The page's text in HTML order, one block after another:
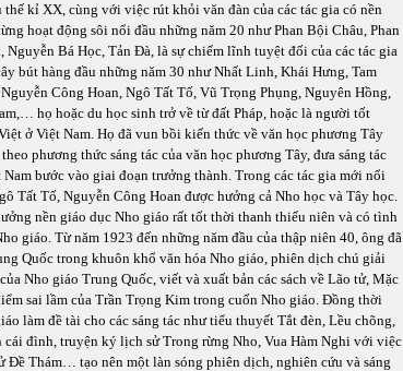
thế kỉ XX, cùng với việc rút khỏi văn đàn của các tác gia có nền
hoạt động sôi nổi đầu những năm 20 như Phan Bội Châu, Phan
Nguyễn Bá Học, Tản Đà, là sự chiếm lĩnh tuyệt đối của các tác gia
bút hàng đầu những năm 30 như Nhất Linh, Khái Hưng, Tam
Công Hoan, Ngô Tất Tố, Vũ Trọng Phụng, Nguyên Hồng,
họ hoặc du học sinh trở về từ đất Pháp, hoặc là người tốt
ở Việt Nam. Họ đã vun bồi kiến thức về văn học phương Tây
phương thức sáng tác của văn học phương Tây, đưa sáng tác
bước vào giai đoạn trưởng thành. Trong các tác gia mới nổi
Tất Tố, Nguyễn Công Hoan được hưởng cả Nho học và Tây học.
nền giáo dục Nho giáo rất tốt thời thanh thiếu niên và có tình
giáo. Từ năm 1923 đến những năm đầu của thập niên 40, ông đã
Quốc trong khuôn khổ văn hóa Nho giáo, phiên dịch chú giải
Nho giáo Trung Quốc, viết và xuất bản các sách về Lão tử, Mặc
sai lầm của Trần Trọng Kim trong cuốn Nho giáo. Đồng thời
làm đề tài cho các sáng tác như tiểu thuyết Tắt đèn, Lều chõng,
cái đình, truyện ký lịch sử Trong rừng Nho, Vua Hàm Nghi với việc
Đề Thám… tạo nên một làn sóng phiên dịch, nghiên cứu và sáng